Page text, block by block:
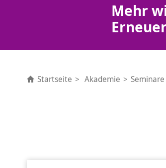
Mehr
Startseite Akademie Seminare